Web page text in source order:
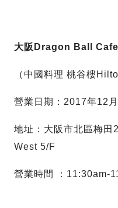
大阪Dragon Ball
（中國料理 桃谷樓
營業日期：2017年12
地址：大阪市北區梅
West 5/F
營業時間 ：11:30am-